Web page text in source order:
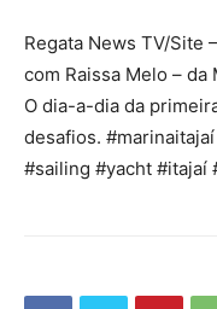
Regata News TV/Site
com Raissa Melo – da
O dia-a-dia da
desafios.
#sailing #yacht #itajaí